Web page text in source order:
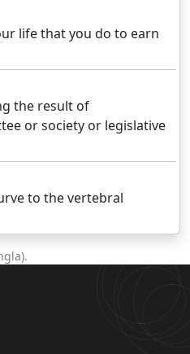
life that you do to earn
the result of
or society or legislative
to the vertebral